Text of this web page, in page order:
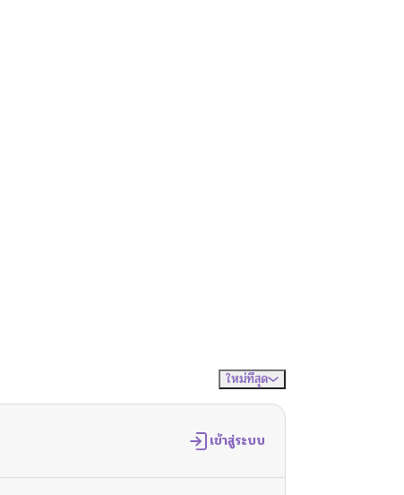
ใหม่ที่สุด
เข้าสู่ระบบ